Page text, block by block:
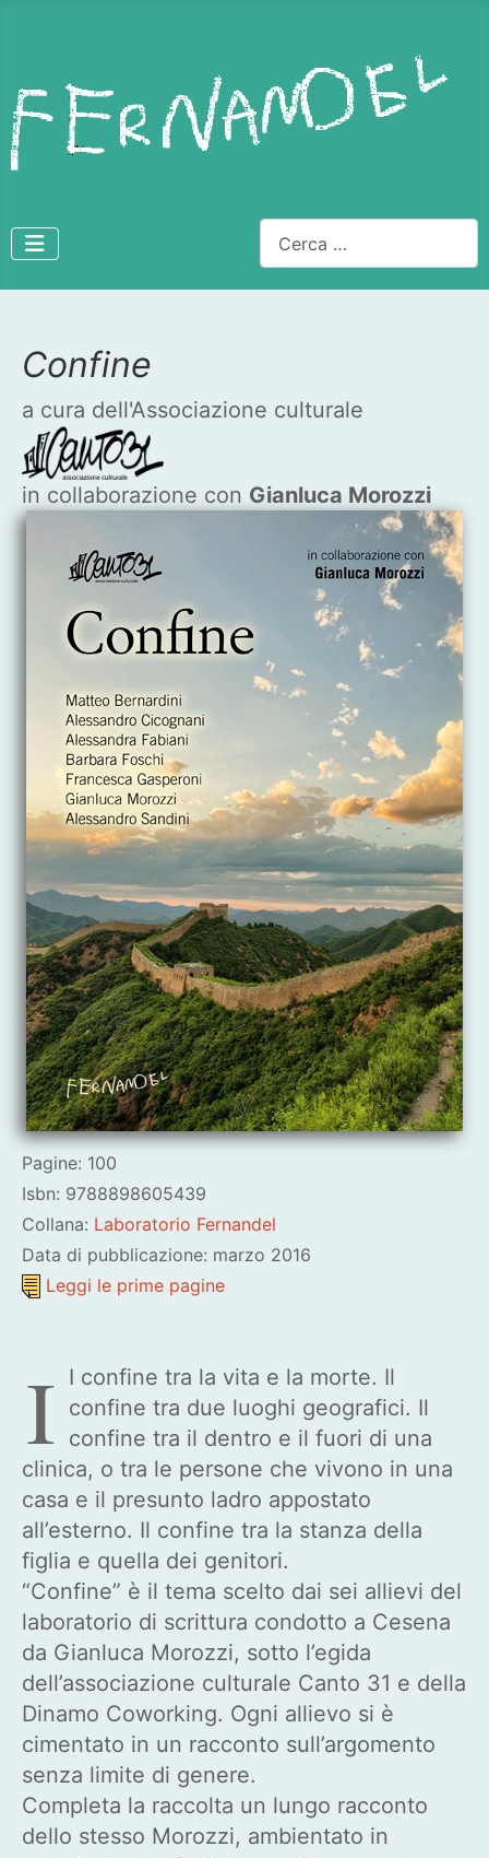
Cerca
Dettagli
Confine
a cura dell'Associazione culturale
in collaborazione con Gianluca Morozzi
Pagine: 100
Isbn: 9788898605439
Collana: Laboratorio Fernandel
Data di pubblicazione: marzo 2016
Leggi le prime pagine
I I confine tra la vita e la morte. Il
confine tra due luoghi geografici. Il
confine tra il dentro e il fuori di una
clinica, o tra le persone che vivono in una
casa e il presunto ladro appostato
all’esterno. Il confine tra la stanza della
figlia e quella dei genitori.
“Confine” è il tema scelto dai sei allievi del
laboratorio di scrittura condotto a Cesena
da Gianluca Morozzi, sotto l’egida
dell’associazione culturale Canto 31 e della
Dinamo Coworking. Ogni allievo si è
cimentato in un racconto sull’argomento
senza limite di genere.
Completa la raccolta un lungo racconto
dello stesso Morozzi, ambientato in